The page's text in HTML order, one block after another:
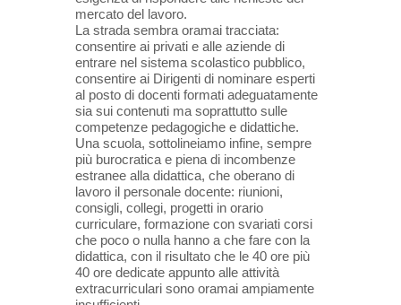
mercato del lavoro.
La strada sembra oramai tracciata:
consentire ai privati e alle aziende di
entrare nel sistema scolastico pubblico,
consentire ai Dirigenti di nominare esperti
al posto di docenti formati adeguatamente
sia sui contenuti ma soprattutto sulle
competenze pedagogiche e didattiche.
Una scuola, sottolineiamo infine, sempre
più burocratica e piena di incombenze
estranee alla didattica, che oberano di
lavoro il personale docente: riunioni,
consigli, collegi, progetti in orario
curriculare, formazione con svariati corsi
che poco o nulla hanno a che fare con la
didattica, con il risultato che le 40 ore più
40 ore dedicate appunto alle attività
extracurriculari sono oramai ampiamente